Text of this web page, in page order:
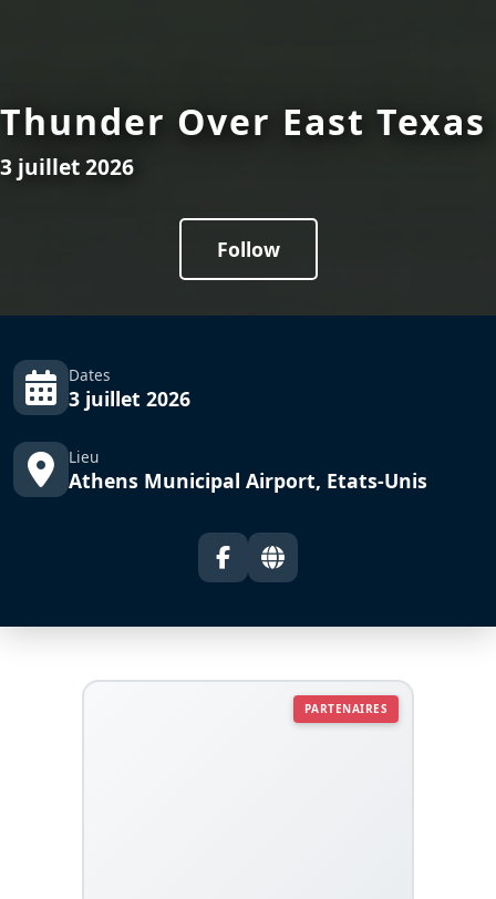
Thunder Over East Texas
3 juillet 2026
Follow
Dates
3 juillet 2026
Lieu
Athens Municipal Airport, Etats-Unis
PARTENAIRES